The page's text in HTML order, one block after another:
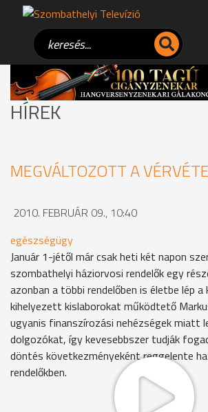
HÍREK
MEGVÁLTOZOTT A
2010. FEBRUÁR 09., 10:40
egészségügy
Január 1-jétől már csak heti két napon
szombathelyi háziorvosi rendelők egy
azonban a többi rendelőben is életbe lép
kihelyezett kislaborokat működtető
ugyanis finanszírozási nehézségek miatt
dolgozókat, így kevesebbszer tudják
döntés következményeként reggelente
rendelőkben.